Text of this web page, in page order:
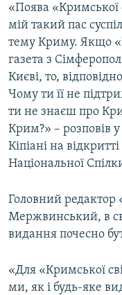
«Поява «Кримської
мій такий пас
тему Криму. Якщо
газета з
Києві, то,
Чому ти її не
ти не знаєш про
Крим?» – розповів
Кіпіані на
Національної
Головний редактор
Мержвинський, в
видання почесно
«Для «Кримської
ми, як і будь-яке